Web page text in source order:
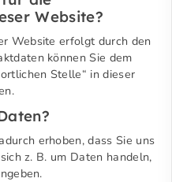
Website?
Website erfolgt durch den
können Sie dem
Stelle“ in dieser
erhoben, dass Sie uns
z. B. um Daten handeln,